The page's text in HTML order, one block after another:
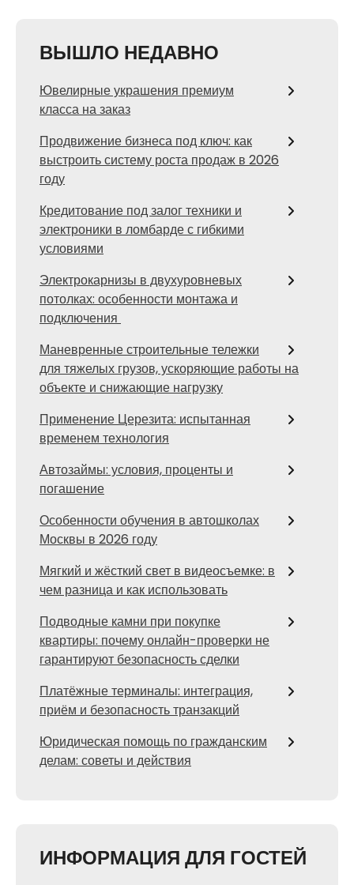
ВЫШЛО НЕДАВНО
Ювелирные украшения премиум
класса на заказ
Продвижение бизнеса под ключ: как
выстроить систему роста продаж в 2026
году
Кредитование под залог техники и
электроники в ломбарде с гибкими
условиями
Электрокарнизы в двухуровневых
потолках: особенности монтажа и
подключения
Маневренные строительные тележки
для тяжелых грузов, ускоряющие работы на
объекте и снижающие нагрузку
Применение Церезита: испытанная
временем технология
Автозаймы: условия, проценты и
погашение
Особенности обучения в автошколах
Москвы в 2026 году
Мягкий и жёсткий свет в видеосъемке: в
чем разница и как использовать
Подводные камни при покупке
квартиры: почему онлайн-проверки не
гарантируют безопасность сделки
Платёжные терминалы: интеграция,
приём и безопасность транзакций
Юридическая помощь по гражданским
делам: советы и действия
ИНФОРМАЦИЯ ДЛЯ ГОСТЕЙ